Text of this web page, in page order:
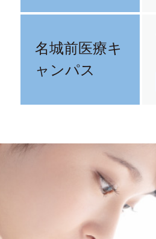
名城前医療キ
ャンパス